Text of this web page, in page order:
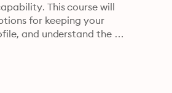
This course will
for keeping your
and understand the